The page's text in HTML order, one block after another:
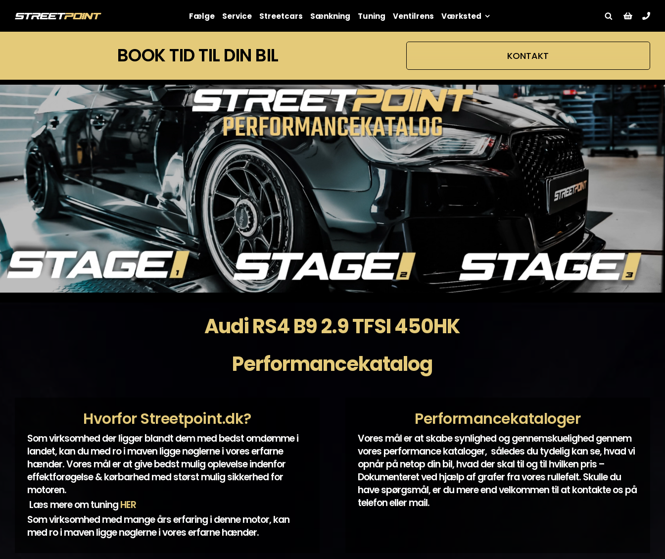
Fælge Service Streetcars Sænkning Tuning Ventilrens Værksted
BOOK TID TIL DIN BIL KONTAKT
Audi RS4 B9 2.9 TFSI 450HK
Performancekatalog
Hvorfor Streetpoint.dk?
Som virksomhed der ligger blandt dem med bedst omdømme i
landet, kan du med ro i maven ligge nøglerne i vores erfarne
hænder. Vores mål er at give bedst mulig oplevelse indenfor
effektforøgelse & kørbarhed med størst mulig sikkerhed for
motoren.
Læs mere om tuningHER
Som virksomhed med mange års erfaring i denne motor, kan
med ro i maven ligge nøglerne i vores erfarne hænder.
Performancekataloger
Vores mål er at skabe synlighed og gennemskuelighed gennem
vores performance kataloger, således du tydelig kan se, hvad vi
opnår på netop din bil, hvad der skal til og til hvilken pris –
Dokumenteret ved hjælp af grafer fra vores rullefelt. Skulle du
have spørgsmål, er du mere end velkommen til at kontakte os på
telefon eller mail.